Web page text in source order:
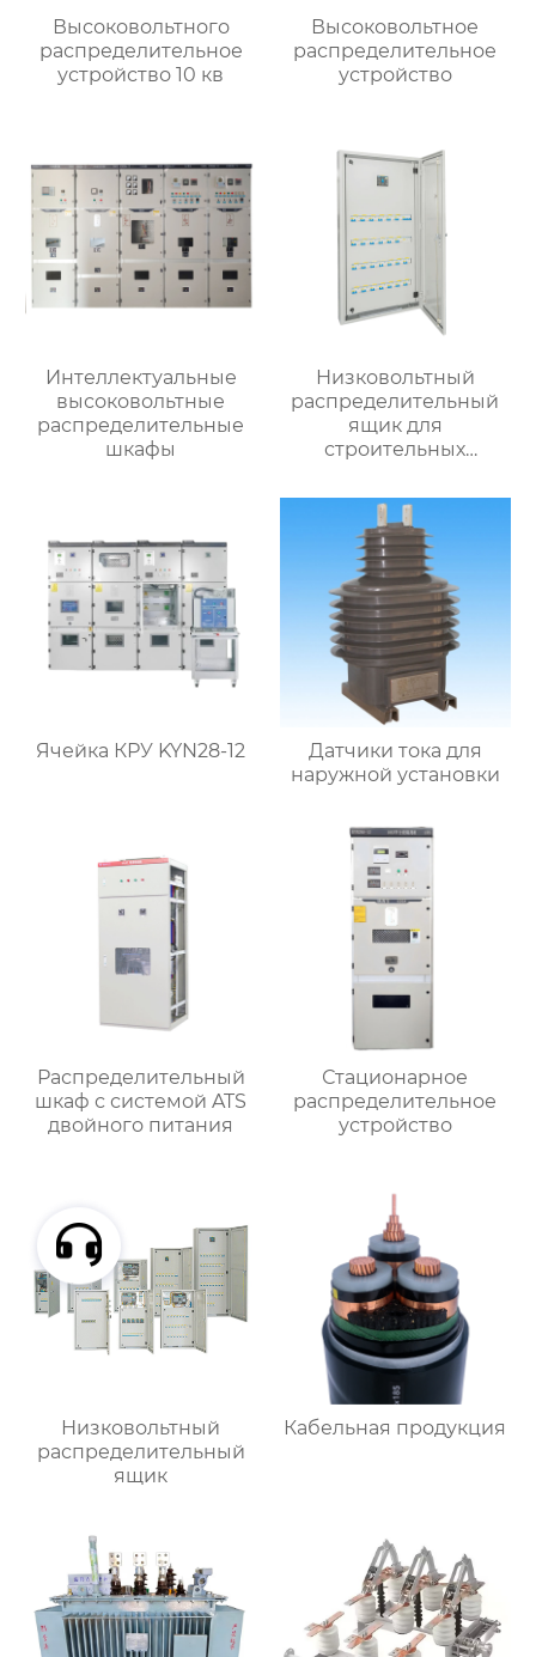
Высоковольтного
распределительное
устройство 10 кв
Высоковольтное
распределительное
устройство
Интеллектуальные
высоковольтные
распределительные
шкафы
Низковольтный
распределительный
ящик для
строительных
Ячейка КРУ KYN28-12
Датчики тока для
наружной установки
Распределительный
шкаф с системой ATS
двойного питания
Стационарное
распределительное
устройство
Низковольтный
распределительный
ящик
Кабельная продукция